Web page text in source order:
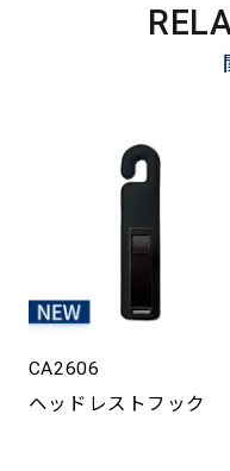
CA2606
ヘッドレストフック